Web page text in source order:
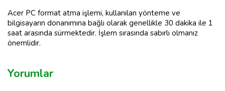
Acer PC format atma işlemi, kullanılan yönteme ve
bilgisayarın donanımına bağlı olarak genellikle 30 dakika ile 1
saat arasında sürmektedir. İşlem sırasında sabırlı olmanız
önemlidir.
Yorumlar